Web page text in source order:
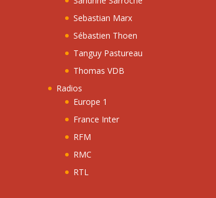
Sebastian Marx
Sébastien Thoen
Tanguy Pastureau
Thomas VDB
Radios
Europe 1
France Inter
RFM
RMC
RTL